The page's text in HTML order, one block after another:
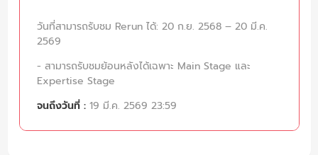
วันที่สามารถรับชม Rerun ได้: 20 ก.ย. 2568 – 20 มี.ค.
2569
- สามารถรับชมย้อนหลังได้เฉพาะ Main Stage และ
Expertise Stage
จนถึงวันที่ : 19 มี.ค. 2569 23:59